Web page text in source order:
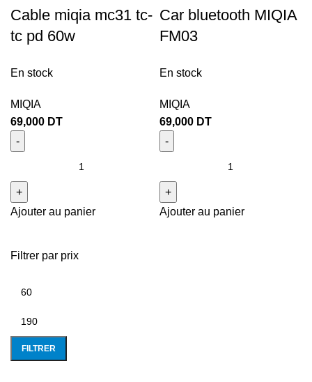
Filtrer par prix
FILTRER
Cable miqia mc31 tc-
tc pd 60w
En stock
MIQIA
69,000 DT
Ajouter au panier
Car bluetooth MIQIA
FM03
En stock
MIQIA
69,000 DT
Ajouter au panier